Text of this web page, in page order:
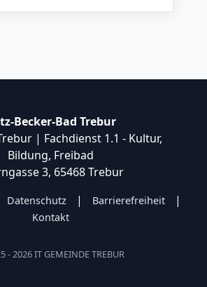
Becker-Bad Trebur
| Fachdienst 1.1 - Kultur,
Bildung, Freibad
3, 65468 Trebur
Datenschutz | Barrierefreiheit |
Kontakt
- 2026 IT GEMEINDE TREBUR